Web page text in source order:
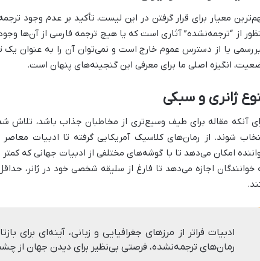
معیار برای قرار گرفتن در این لیست، تأکید بر عدم وجود
از “ترجمه‌نشده” آثاری است که یا هیچ ترجمه فارسی از آن‌ها
یا از دسترس عموم خارج است و نمی‌توان آن را به عنوان
انگیزه اصلی ما برای معرفی این گنجینه‌های پنهان است.
ژانری و سبکی
آنکه مقاله برای طیف وسیع‌تری از مخاطبان جذاب باشد، تلاش
شوند. از رمان‌های کلاسیک آمریکایی گرفته تا ادبیات
امکان می‌دهد تا با گوشه‌های مختلفی از ادبیات جهانی که کمتر
خوانندگان اجازه می‌دهد تا فارغ از سلیقه شخصی خود در ژانر،
ادبیات فراتر از مرزهای جغرافیایی و زبانی، آینه‌ای
رمان‌های ترجمه‌نشده، فرصتی بی‌نظیر برای دیدن جهان از